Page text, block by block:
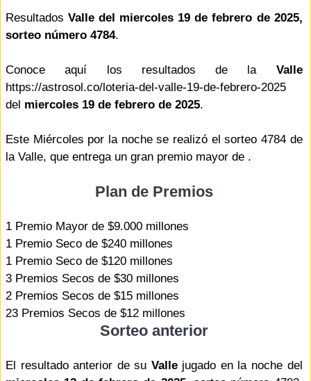
ResultadosValle del miercoles 19 de febrero de 2025,
sorteo número 4784.
Conoce aquí los resultados de la Valle
https://astrosol.co/loteria-del-valle-19-de-febrero-2025
del miercoles 19 de febrero de 2025.
Este Miércoles por la noche se realizó el sorteo 4784 de
la Valle, que entrega un gran premio mayor de .
Plan de Premios
1 Premio Mayor de $9.000 millones
1 Premio Seco de $240 millones
1 Premio Seco de $120 millones
3 Premios Secos de $30 millones
2 Premios Secos de $15 millones
23 Premios Secos de $12 millones
Sorteo anterior
El resultado anterior de su Vallejugado en la noche del